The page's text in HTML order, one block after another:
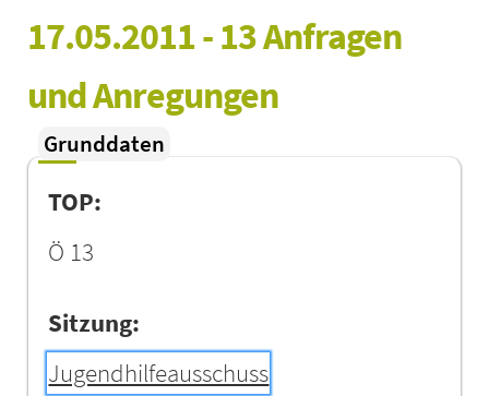
17.05.2011 - 13 Anfragen
und Anregungen
Grunddaten
TOP:
Ö 13
Sitzung:
Jugendhilfeausschuss